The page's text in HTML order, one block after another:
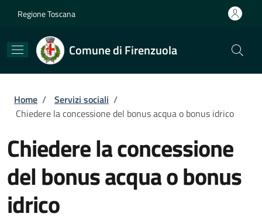
Regione Toscana
Comune di Firenzuola
Briciole di pane
Home / Servizi sociali /
Chiedere la concessione del bonus acqua o bonus idrico
Chiedere la concessione
del bonus acqua o bonus
idrico